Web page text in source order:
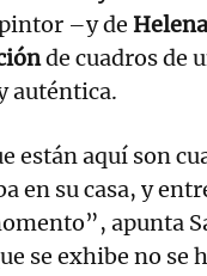
–y de Helena
de cuadros de
auténtica.
están aquí son
en su casa, y
apunta
se exhibe no se